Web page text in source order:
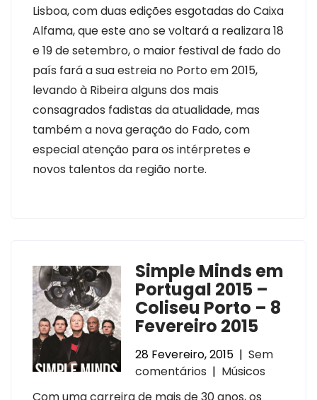
Lisboa, com duas edições esgotadas do Caixa
Alfama, que este ano se voltará a realizara 18
e 19 de setembro, o maior festival de fado do
país fará a sua estreia no Porto em 2015,
levando à Ribeira alguns dos mais
consagrados fadistas da atualidade, mas
também a nova geração do Fado, com
especial atenção para os intérpretes e
novos talentos da região norte.
Simple Minds em
Portugal 2015 –
Coliseu Porto – 8
Fevereiro 2015
28 Fevereiro, 2015 | Sem
comentários | Músicos